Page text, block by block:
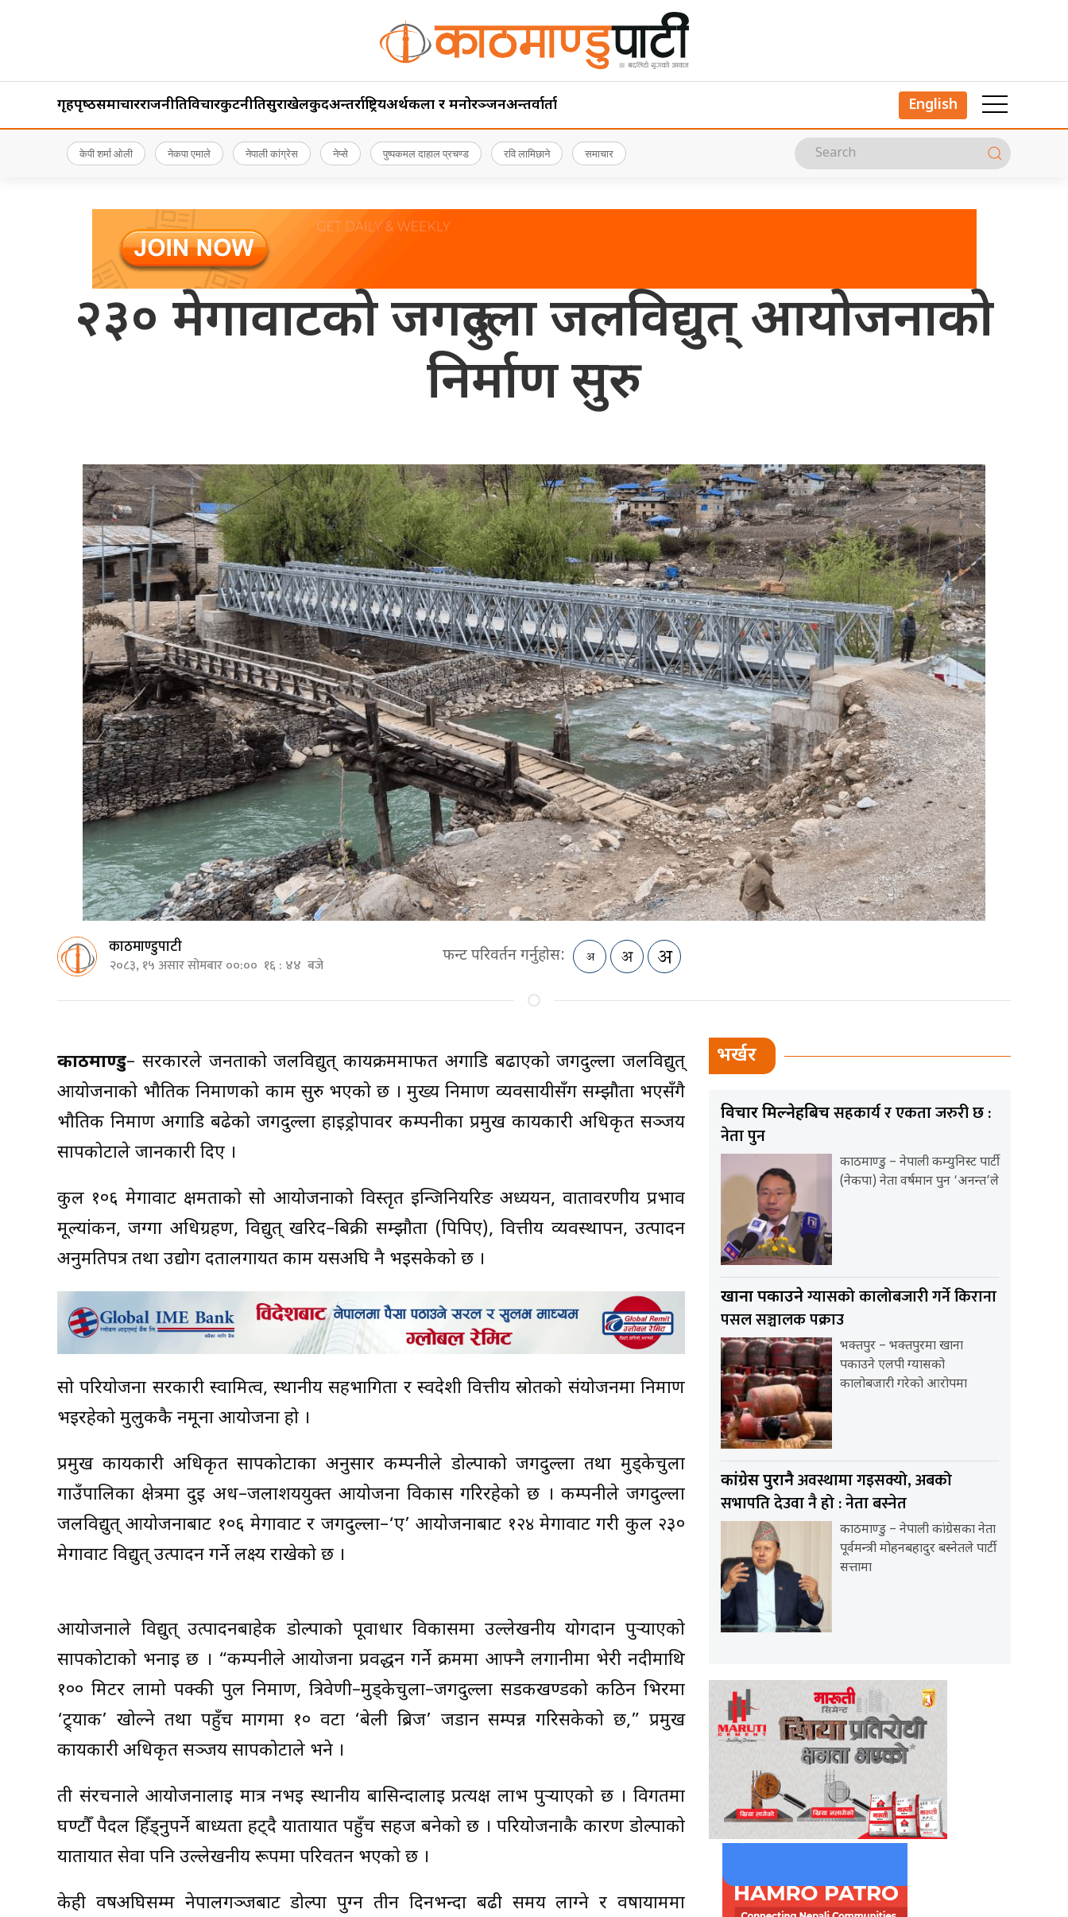
गृहपृष्‍ठसमाचारराजनीतिविचारकुटनीतिसुरक्षाखेलकुदअन्तर्राष्ट्रियअर्थकला र मनोरञ्जनअन्तर्वार्ता English
केपी शर्मा ओली नेकपा एमाले नेपाली कांग्रेस नेप्से पुष्पकमल दाहाल प्रचण्ड रवि लामिछाने समाचार
२३० मेगावाटको जगदुल्ला जलविद्युत् आयोजनाको
निर्माण सुरु
काठमाण्डुपाटी
२०८३, १५ असार सोमबार ००:०० १६ : ४४ बजे फन्ट परिवर्तन गर्नुहोस:
काठमाण्डु– सरकारले जनताको जलविद्युत् कार्यक्रममार्फत अगाडि बढाएको जगदुल्ला जलविद्युत्
आयोजनाको भौतिक निर्माणको काम सुरु भएको छ । मुख्य निर्माण व्यवसायीसँग सम्झौता भएसँगै
भौतिक निर्माण अगाडि बढेको जगदुल्ला हाइड्रोपावर कम्पनीका प्रमुख कार्यकारी अधिकृत सञ्जय
सापकोटाले जानकारी दिए ।
कुल १०६ मेगावाट क्षमताको सो आयोजनाको विस्तृत इन्जिनियरिङ अध्ययन, वातावरणीय प्रभाव
मूल्यांकन, जग्गा अधिग्रहण, विद्युत् खरिद–बिक्री सम्झौता (पिपिए), वित्तीय व्यवस्थापन, उत्पादन
अनुमतिपत्र तथा उद्योग दर्तालगायत काम यसअघि नै भइसकेको छ ।
सो परियोजना सरकारी स्वामित्व, स्थानीय सहभागिता र स्वदेशी वित्तीय स्रोतको संयोजनमा निर्माण
भइरहेको मुलुककै नमूना आयोजना हो ।
प्रमुख कार्यकारी अधिकृत सापकोटाका अनुसार कम्पनीले डोल्पाको जगदुल्ला तथा मुड्केचुला
गाउँपालिका क्षेत्रमा दुई अर्ध–जलाशययुक्त आयोजना विकास गरिरहेको छ । कम्पनीले जगदुल्ला
जलविद्युत् आयोजनाबाट १०६ मेगावाट र जगदुल्ला–‘ए’ आयोजनाबाट १२४ मेगावाट गरी कुल २३०
मेगावाट विद्युत् उत्पादन गर्ने लक्ष्य राखेको छ ।
आयोजनाले विद्युत् उत्पादनबाहेक डोल्पाको पूर्वाधार विकासमा उल्लेखनीय योगदान पुर्‍याएको
सापकोटाको भनाइ छ । “कम्पनीले आयोजना प्रवर्द्धन गर्ने क्रममा आफ्नै लगानीमा भेरी नदीमाथि
१०० मिटर लामो पक्की पुल निर्माण, त्रिवेणी–मुड्केचुला–जगदुल्ला सडकखण्डको कठिन भिरमा
‘ट्र्याक’ खोल्ने तथा पहुँच मार्गमा १० वटा ‘बेली ब्रिज’ जडान सम्पन्न गरिसकेको छ,” प्रमुख
कार्यकारी अधिकृत सञ्जय सापकोटाले भने ।
ती संरचनाले आयोजनालाई मात्र नभई स्थानीय बासिन्दालाई प्रत्यक्ष लाभ पुर्‍याएको छ । विगतमा
घण्टौँ पैदल हिँड्नुपर्ने बाध्यता हट्दै यातायात पहुँच सहज बनेको छ । परियोजनाकै कारण डोल्पाको
यातायात सेवा पनि उल्लेखनीय रूपमा परिवर्तन भएको छ ।
केही वर्षअघिसम्म नेपालगञ्जबाट डोल्पा पुग्न तीन दिनभन्दा बढी समय लाग्ने र वर्षायाममा
भर्खर
विचार मिल्नेहरूबिचसहकार्य र एकता जरुरी छ :
नेता पुन
काठमाण्डु – नेपाली कम्युनिस्ट पार्टी
(नेकपा) नेता वर्षमान पुन ‘अनन्त’ले
खाना पकाउनेग्यासको कालोबजारी गर्ने किराना
पसल सञ्चालक पक्राउ
भक्तपुर – भक्तपुरमा खाना
पकाउने एलपी ग्यासको
कालोबजारी गरेको आरोपमा
कांग्रेस पुरानैअवस्थामा गइसक्यो, अबको
सभापति देउवा नै हो : नेता बस्नेत
काठमाण्डु – नेपाली कांग्रेसका नेता
पूर्वमन्त्री मोहनबहादुर बस्नेतले पार्टी
सत्तामा